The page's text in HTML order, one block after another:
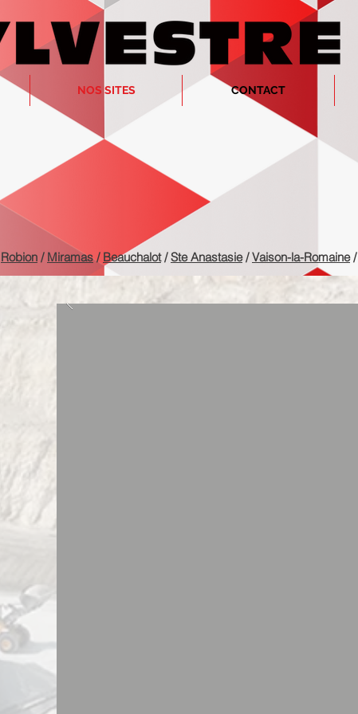
NOS SITES CONTACT
Robion / Miramas/ Beauchalot​ /Ste Anastasie/Vaison-la-Romaine/